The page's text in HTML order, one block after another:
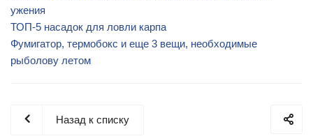
ужения
ТОП-5 насадок для ловли карпа
Фумигатор, термобокс и еще 3 вещи, необходимые
рыболову летом
Назад к списку